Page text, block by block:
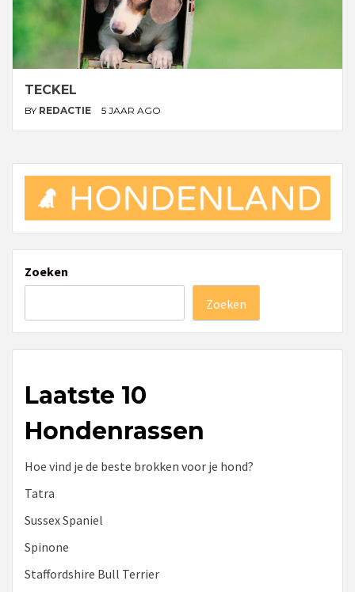
TECKEL
BY REDACTIE 5 JAAR AGO
Zoeken
Zoeken
Laatste 10
Hondenrassen
Hoe vind je de beste brokken voor je hond?
Tatra
Sussex Spaniel
Spinone
Staffordshire Bull Terrier